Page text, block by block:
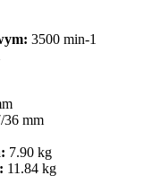
3500 min-1
36 mm
7.90 kg
11.84 kg